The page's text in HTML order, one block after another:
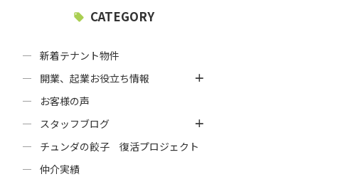
CATEGORY
新着テナント物件
開業、起業お役立ち情報
お客様の声
スタッフブログ
チュンダの餃子 復活プロジェクト
仲介実績